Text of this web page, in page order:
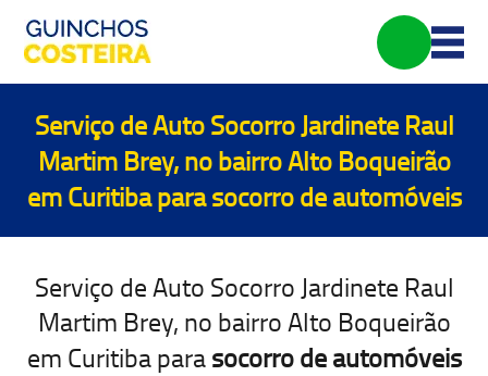
Serviço de Auto Socorro Jardinete Raul
Martim Brey, no bairro Alto Boqueirão
em Curitiba parasocorro de automóveis
Serviço de Auto Socorro Jardinete Raul
Martim Brey, no bairro Alto Boqueirão
em Curitiba parasocorro de automóveis